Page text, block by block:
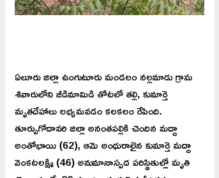
ఏలూరు జిల్లా ఉంగుటూరు మండలం నల్లమాడు గ్రామ
శివారులోని జీడిమామిడి తోటలో తల్లి, కుమార్తె
మృతదేహాలు లభ్యమవడం కలకలం రేపింది.
తూర్పుగోదావరి జిల్లా అనంతపల్లికి చెందిన మద్దా
అంతోభాయి (62), ఆమె అంధురాలైన కుమార్తె మద్దా
వెంకటలక్ష్మి (46) అనుమానాస్పద పరిస్థితుల్లో మృతి